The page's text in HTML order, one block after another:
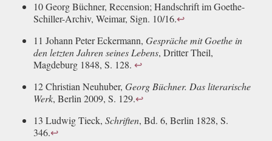
10 Georg Büchner, Recension; Handschrift im Goethe-
Schiller-Archiv, Weimar, Sign. 10/16.↩
11 Johann Peter Eckermann, Gespräche mit Goethe in
den letzten Jahren seines Lebens, Dritter Theil,
Magdeburg 1848, S. 128. ↩
12 Christian Neuhuber, Georg Büchner. Das literarische
Werk, Berlin 2009, S. 129.↩
13 Ludwig Tieck, Schriften, Bd. 6, Berlin 1828, S.
346.↩